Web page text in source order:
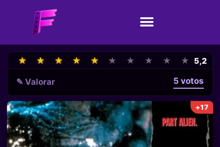
★
★ ★
★ ★
★ ★
★ ★
★ ★
★ ★
★ ★
★ ★
★ ★
★ 5,2
✎ Valorar 5 votos
+17